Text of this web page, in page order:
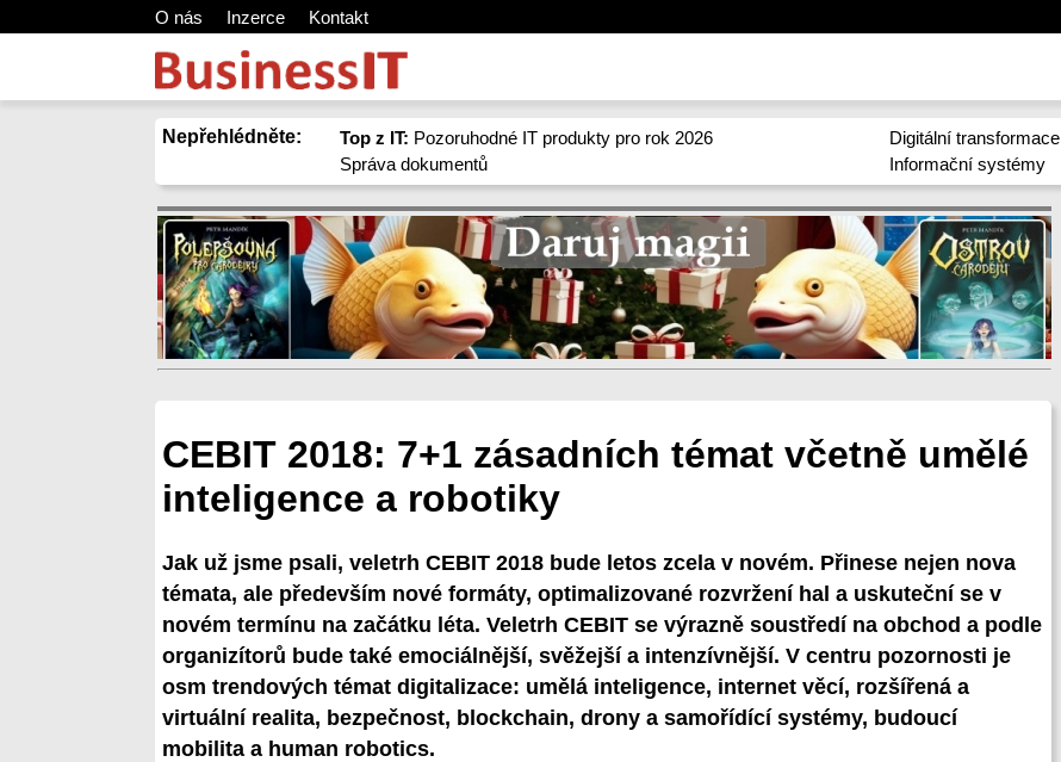
O nás Inzerce Kontakt
Nepřehlédněte: Top z IT: Pozoruhodné IT produkty pro rok 2026
Správa dokumentů
Digitální transformace
Informační systémy
CEBIT 2018: 7+1 zásadních témat včetně umělé
inteligence a robotiky
Jak už jsme psali, veletrh CEBIT 2018 bude letos zcela v novém. Přinese nejen nova
témata, ale především nové formáty, optimalizované rozvržení hal a uskuteční se v
novém termínu na začátku léta. Veletrh CEBIT se výrazně soustředí na obchod a podle
organizítorů bude také emociálnější, svěžejší a intenzívnější. V centru pozornosti je
osm trendových témat digitalizace: umělá inteligence, internet věcí, rozšířená a
virtuální realita, bezpečnost, blockchain, drony a samořídící systémy, budoucí
mobilita a human robotics.